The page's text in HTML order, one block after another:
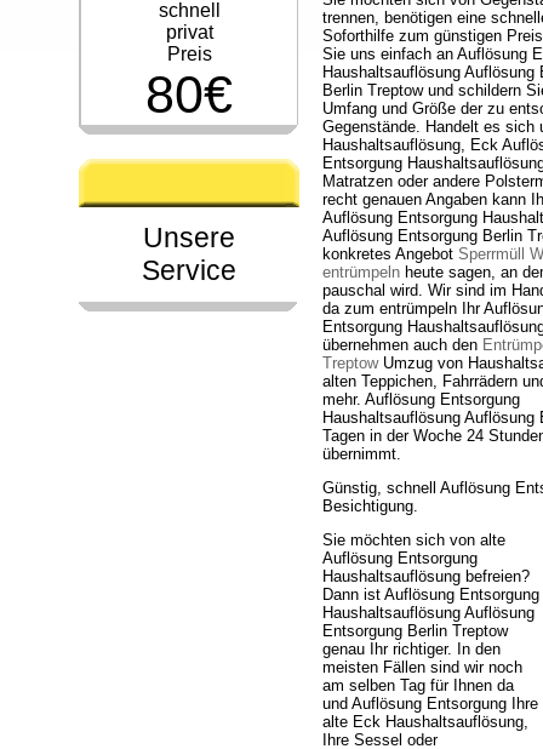
schnell
privat
Preis
80€
Unsere
Service
trennen, benötigen eine
Soforthilfe zum günstigen
Sie uns einfach an Auflösung
Haushaltsauflösung Auflösung
Berlin Treptow und schildern
Umfang und Größe der zu
Gegenstände. Handelt es sich
Haushaltsauflösung, Eck
Entsorgung
Matratzen oder andere
recht genauen Angaben kann
Auflösung Entsorgung
Auflösung Entsorgung Berlin
konkretes Angebot Sperrmüll
entrümpeln heute sagen, an
pauschal wird. Wir sind im
da zum entrümpeln Ihr
Entsorgung
übernehmen auch den
TreptowUmzug von
alten Teppichen, Fahrrädern
mehr. Auflösung Entsorgung
Haushaltsauflösung
Tagen in der Woche 24
übernimmt.
Günstig, schnell Auflösung
Besichtigung.
Sie möchten sich von alte
Auflösung Entsorgung
Haushaltsauflösung befreien?
Dann ist Auflösung Entsorgung
Haushaltsauflösung Auflösung
Entsorgung Berlin Treptow
genau Ihr richtiger. In den
meisten Fällen sind wir noch
am selben Tag für Ihnen da
und Auflösung Entsorgung Ihre
alte Eck Haushaltsauflösung,
Ihre Sessel oder